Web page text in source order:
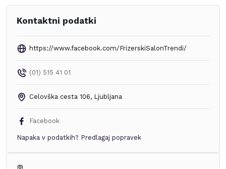
Kontaktni podatki
https://www.facebook.com/FrizerskiSalonTrendi/
(01) 515 41 01
Celovška cesta 106, Ljubljana
Facebook
Napaka v podatkih? Predlagaj popravek